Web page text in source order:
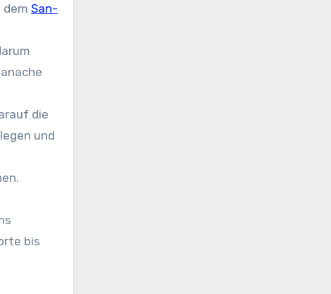
dem San-
die
und
bis